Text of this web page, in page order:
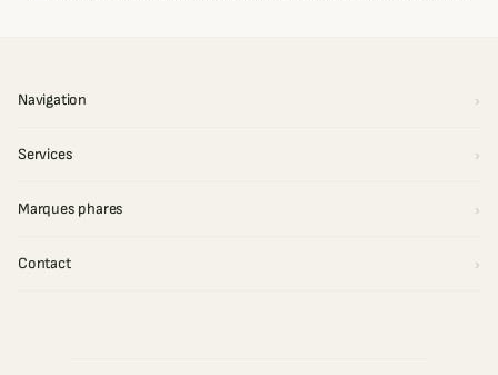
Navigation
Services
Marques phares
Contact